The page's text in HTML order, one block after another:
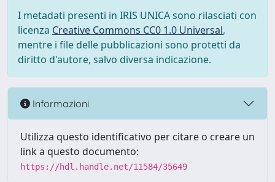
I metadati presenti in IRIS UNICA sono rilasciati con
licenza Creative Commons CC0 1.0 Universal,
mentre i file delle pubblicazioni sono protetti da
diritto d'autore, salvo diversa indicazione.
Informazioni
Utilizza questo identificativo per citare o creare un
link a questo documento:
https://hdl.handle.net/11584/35649